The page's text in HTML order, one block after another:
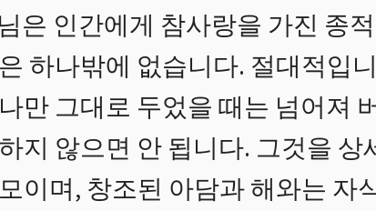
은 인간에게 참사랑을 가진 종
하나밖에 없습니다. 절대적입
만 그대로 두었을 때는 넘어져
지 않으면 안 됩니다. 그것을
이며, 창조된 아담과 해와는 자